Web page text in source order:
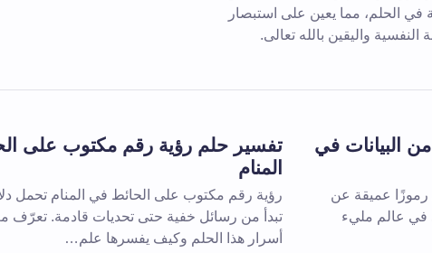
في الحلم، مما يعين على استبصار
واليقين بالله تعالى.
البيانات في
رموزًا عميقة عن
في عالم مليء
تفسير حلم رؤية رقم مكتوب على
المنام
رؤية رقم مكتوب على الحائط في المنام تحمل
تبدأ من رسائل خفية حتى تحديات قادمة. تعرّف
أسرار هذا الحلم وكيف يفسرها علم…